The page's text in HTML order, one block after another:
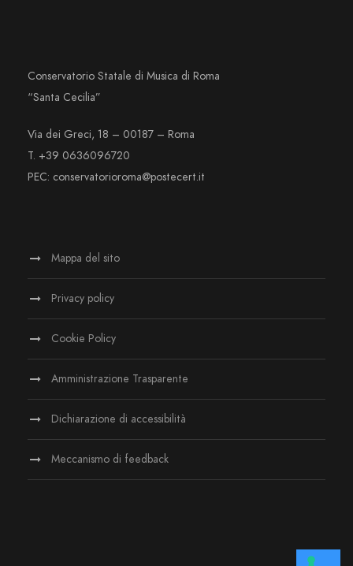
Conservatorio Statale di Musica di Roma
“Santa Cecilia”
Via dei Greci, 18 – 00187 – Roma
T. +39 0636096720
PEC: conservatorioroma@postecert.it
Mappa del sito
Privacy policy
Cookie Policy
Amministrazione Trasparente
Dichiarazione di accessibilità
Meccanismo di feedback